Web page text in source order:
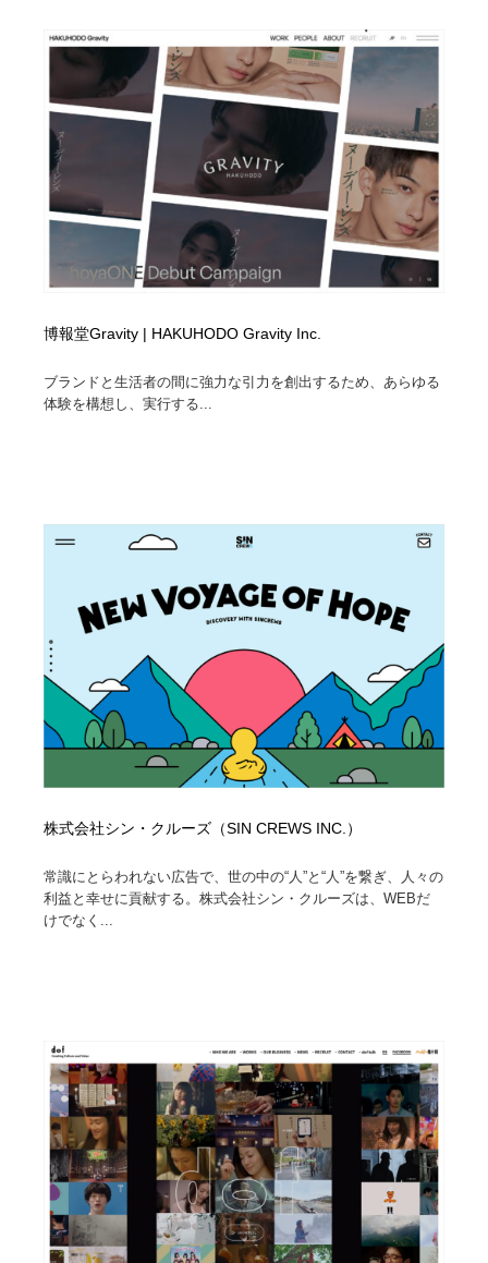
博報堂Gravity | HAKUHODO Gravity Inc.
ブランドと生活者の間に強力な引力を創出するため、あらゆる
体験を構想し、実行する...
株式会社シン・クルーズ（SIN CREWS INC.）
常識にとらわれない広告で、世の中の“人”と“人”を繋ぎ、人々の
利益と幸せに貢献する。株式会社シン・クルーズは、WEBだ
けでなく...